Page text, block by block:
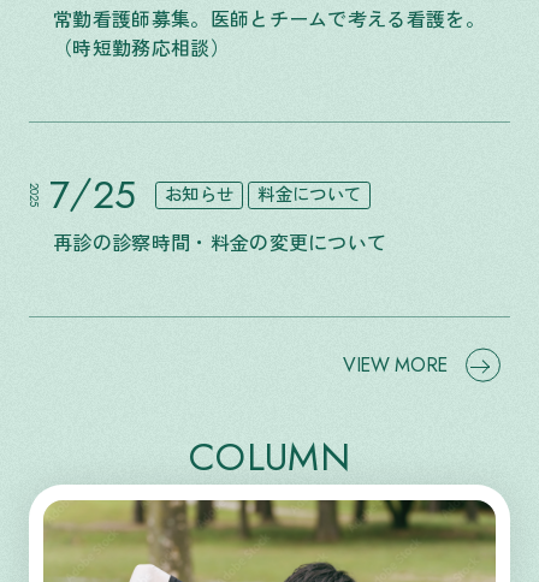
常勤看護師募集。医師とチームで考える看護を。
（時短勤務応相談）
2025 7 25 お知らせ 料金について
再診の診察時間・料金の変更について
VIEW MORE
COLUMN